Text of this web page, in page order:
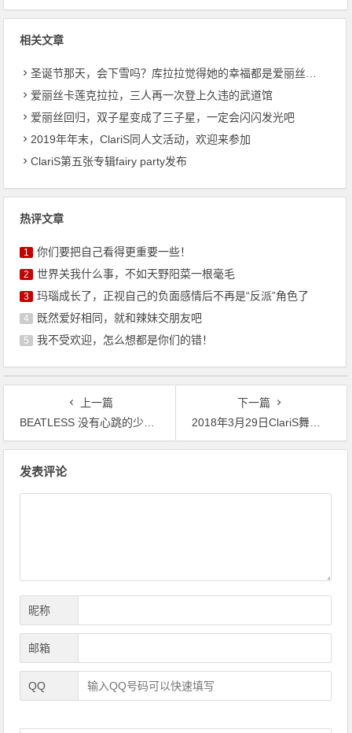
相关文章
圣诞节那天，会下雪吗？库拉拉觉得她的幸福都是爱丽丝和卡莲带来的
爱丽丝卡莲克拉拉，三人再一次登上久违的武道馆
爱丽丝回归，双子星变成了三子星，一定会闪闪发光吧
2019年年末，ClariS同人文活动，欢迎来参加
ClariS第五张专辑fairy party发布
热评文章
1 你们要把自己看得更重要一些！
2 世界关我什么事，不如天野阳菜一根毫毛
3 玛瑙成长了，正视自己的负面感情后不再是“反派”角色了
4 既然爱好相同，就和辣妹交朋友吧
5 我不受欢迎，怎么想都是你们的错！
上一篇
BEATLESS 没有心跳的少女ED单曲收录
下一篇
2018年3月29日ClariS舞滨圆形剧场开幕
发表评论
昵称
邮箱
QQ